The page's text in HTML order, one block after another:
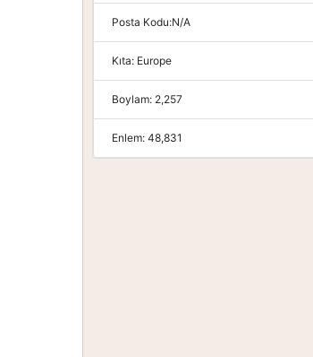
Posta Kodu:N/A
Kıta: Europe
Boylam: 2,257
Enlem: 48,831